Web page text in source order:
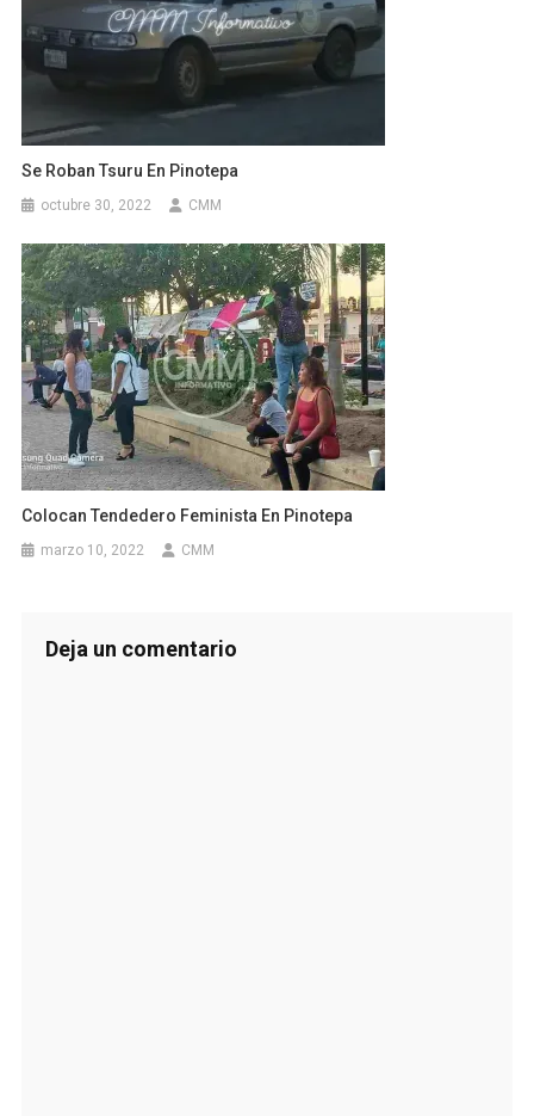
Se Roban Tsuru En Pinotepa
octubre 30, 2022 CMM
Colocan Tendedero Feminista En Pinotepa
marzo 10, 2022 CMM
Deja un comentario